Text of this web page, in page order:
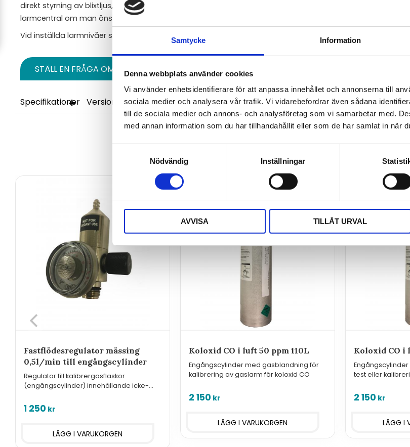
Samtycke Information
Denna webbplats använder cookies
Vi använder enhetsidentifierare för att anpassa innehållet och annonserna till
sociala medier och analysera vår trafik. Vi vidarebefordrar även sådana
till de sociala medier och annons- och analysföretag som vi samarbetar med.
med annan information som du har tillhandahållit eller som de har samlat in när
Nödvändig
Inställningar
AVVISA TILLÅT URVAL
direkt styrning av blixtljus, sirén eller annan extern utrustning alternativt anslutas till
larmcentral om man önskar koppla ihop flera detektorer till ett system.
Vid inställda larmnivåer så drar reläutgångarna.
STÄLL EN FRÅGA OM PRODUKTEN
Specifikationer Versioner
Bli den
Fastflödesregulator mässing
0,5l/min till engångscylinder
Regulator till kalibrergasflaskor
(engångscylinder) innehållande icke-
1 250 kr
Koloxid CO i luft 50 ppm 110L
Engångscylinder med gasblandning för
kalibrering av gaslarm för koloxid CO
2 150 kr
Koloxid CO i
test eller
2 150 kr